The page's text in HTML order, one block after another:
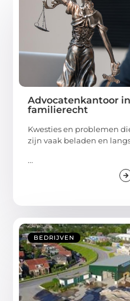
Advocatenkantoor
familierecht
Kwesties en problemen
zijn vaak beladen en
...
BEDRIJVEN